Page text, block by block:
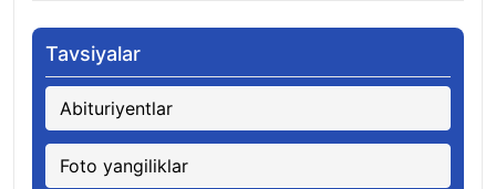
Tavsiyalar
Abituriyentlar
Foto yangiliklar